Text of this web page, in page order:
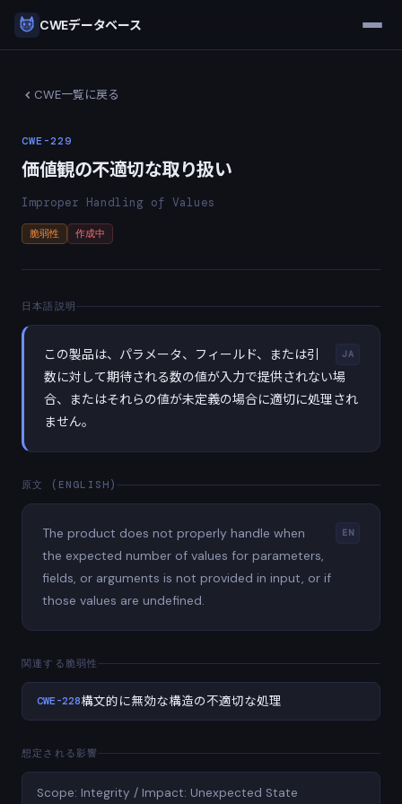
CWEデータベース
CWE一覧に戻る
CWE-229
価値観の不適切な取り扱い
Improper Handling of Values
脆弱性 作成中
日本語説明
JA
この製品は、パラメータ、フィールド、または引
数に対して期待される数の値が入力で提供されない場
合、またはそれらの値が未定義の場合に適切に処理され
ません。
原文 (ENGLISH)
EN
The product does not properly handle when
the expected number of values for parameters,
fields, or arguments is not provided in input, or if
those values are undefined.
関連する脆弱性
CWE-228構文的に無効な構造の不適切な処理
想定される影響
Scope: Integrity / Impact: Unexpected State